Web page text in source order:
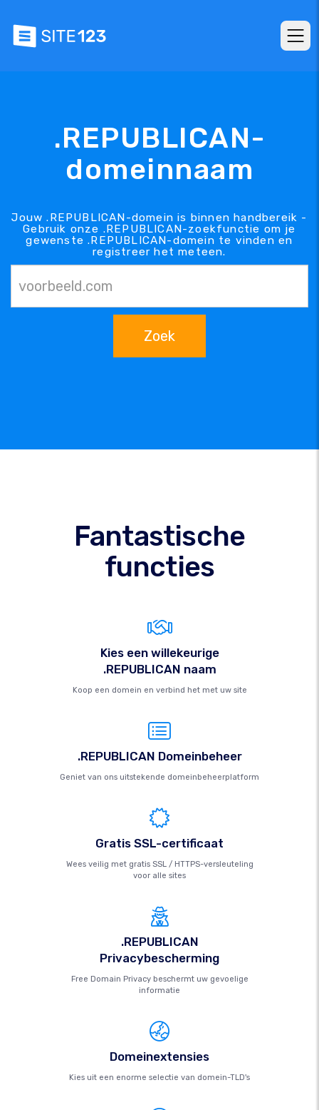
.REPUBLICAN-
domeinnaam
Jouw .REPUBLICAN-domein is binnen handbereik -
Gebruik onze .REPUBLICAN-zoekfunctie om je
gewenste .REPUBLICAN-domein te vinden en
registreer het meteen.
Zoek
Fantastische
functies
Kies een willekeurige
.REPUBLICAN naam
Koop een domein en verbind het met uw site
.REPUBLICAN Domeinbeheer
Geniet van ons uitstekende domeinbeheerplatform
Gratis SSL-certificaat
Wees veilig met gratis SSL / HTTPS-versleuteling
voor alle sites
.REPUBLICAN
Privacybescherming
Free Domain Privacy beschermt uw gevoelige
informatie
Domeinextensies
Kies uit een enorme selectie van domein-TLD's